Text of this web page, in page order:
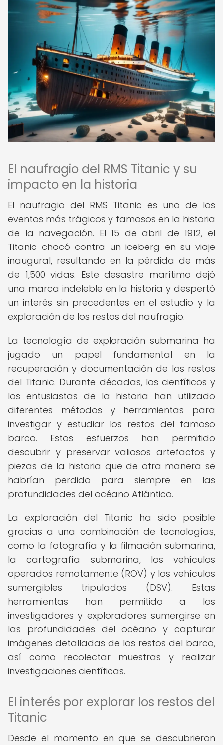
El naufragio del RMS Titanic y su
impacto en la historia
El naufragio del RMS Titanic es uno de los
eventos más trágicos y famosos en la historia
de la navegación. El 15 de abril de 1912, el
Titanic chocó contra un iceberg en su viaje
inaugural, resultando en la pérdida de más
de 1,500 vidas. Este desastre marítimo dejó
una marca indeleble en la historia y despertó
un interés sin precedentes en el estudio y la
exploración de los restos del naufragio.
La tecnología de exploración submarina ha
jugado un papel fundamental en la
recuperación y documentación de los restos
del Titanic. Durante décadas, los científicos y
los entusiastas de la historia han utilizado
diferentes métodos y herramientas para
investigar y estudiar los restos del famoso
barco. Estos esfuerzos han permitido
descubrir y preservar valiosos artefactos y
piezas de la historia que de otra manera se
habrían perdido para siempre en las
profundidades del océano Atlántico.
La exploración del Titanic ha sido posible
gracias a una combinación de tecnologías,
como la fotografía y la filmación submarina,
la cartografía submarina, los vehículos
operados remotamente (ROV) y los vehículos
sumergibles tripulados (DSV). Estas
herramientas han permitido a los
investigadores y exploradores sumergirse en
las profundidades del océano y capturar
imágenes detalladas de los restos del barco,
así como recolectar muestras y realizar
investigaciones científicas.
El interés por explorar los restos del
Titanic
Desde el momento en que se descubrieron